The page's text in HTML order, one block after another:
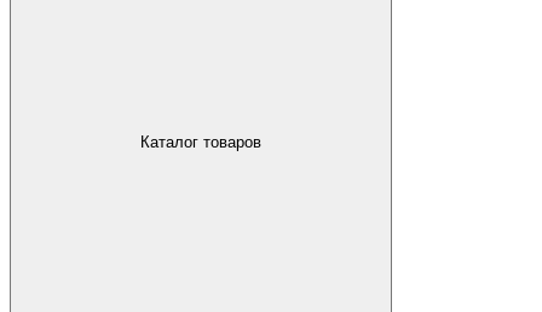
Каталог товаров